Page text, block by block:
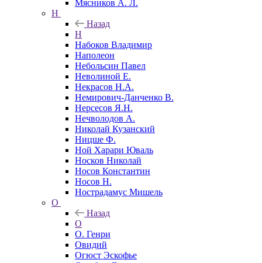
Мясников А. Л.
Н
Назад
Н
Набоков Владимир
Наполеон
Небольсин Павел
Неволиной Е.
Некрасов Н.А.
Немирович-Данченко В.
Нерсесов Я.Н.
Нечволодов А.
Николай Кузанский
Ницше Ф.
Ной Харари Юваль
Носков Николай
Носов Константин
Носов Н.
Нострадамус Мишель
О
Назад
О
О. Генри
Овидий
Огюст Эскофье